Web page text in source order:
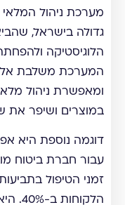
מערכת ניהול
הלוגיסטיקה
המערכת משלבת
ומאפשרת ניהול
במוצרים ושיפר את
דוגמה נוספת היא
עבור חברת ביטוח